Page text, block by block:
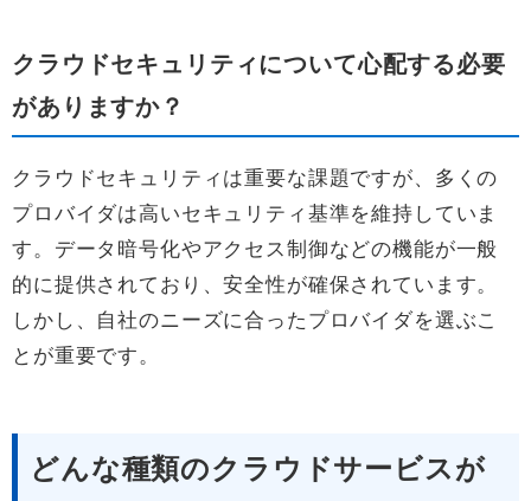
クラウドセキュリティについて心配する必要
がありますか？
クラウドセキュリティは重要な課題ですが、多くの
プロバイダは高いセキュリティ基準を維持していま
す。データ暗号化やアクセス制御などの機能が一般
的に提供されており、安全性が確保されています。
しかし、自社のニーズに合ったプロバイダを選ぶこ
とが重要です。
どんな種類のクラウドサービスが